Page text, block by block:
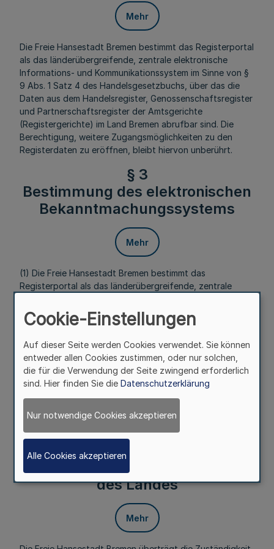
Mehr
Die Freie Hansestadt Bremen bestimmt das Registerportal
als das länderübergreifende, zentrale elektronische
Informations- und Kommunikationssystem im Sinne von §
9 Abs. 1 Satz 4 des Handelsgesetzbuchs, über das die
Daten aus dem Handelsregister, Genossenschaftsregister
und Partnerschaftsregister der Amtsgerichte
(Registergerichte) im Land Bremen abrufbar sind. Die
Berechtigung, weitere Zugangsmöglichkeiten zu den
Registerdaten zu eröffnen, bleibt hiervon unberührt.
§ 3
Bestimmung des elektronischen
Bekanntmachungssystems
Mehr
(1) Die Freie Hansestadt Bremen bestimmt das
Registerportal als das länderübergreifende, zentrale
im Sinne von § 10 des Handelsgesetzbuchs, über das die
Bekanntmachung der Eintragungen erfolgt.
(2) Die Registerbekanntmachungen der Amtsgerichte
werden zur Veröffentlichung an das Land Nordrhein-
Westfalen übermittelt.
§ 4
Zentrale Anmeldung zum
elektronischen Abrufverfahren
des Landes
Mehr
Cookie-Einstellungen
Auf dieser Seite werden Cookies verwendet. Sie können
entweder allen Cookies zustimmen, oder nur solchen,
die für die Verwendung der Seite zwingend erforderlich
sind. Hier finden Sie die Datenschutzerklärung
Nur notwendige Cookies akzeptieren
Alle Cookies akzeptieren